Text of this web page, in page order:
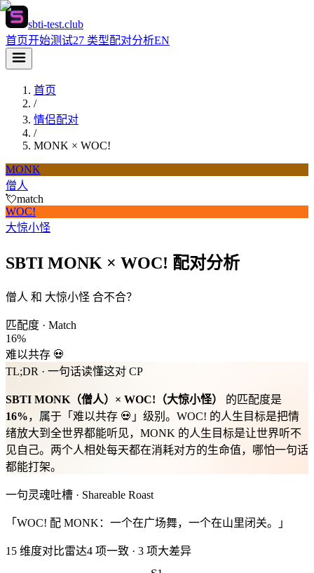
sbti-test.club
首页开始测试27 类型配对分析EN
首页
/
情侣配对
/
MONK × WOC!
MONK
僧人
💘match
WOC!
大惊小怪
SBTI MONK × WOC! 配对分析
僧人 和 大惊小怪 合不合？
匹配度 · Match
16%
难以共存 💀
TL;DR · 一句话读懂这对 CP
SBTI MONK （僧人）× WOC! （大惊小怪）
的匹配度是
16%，属于「 难以共存 💀 」级别。 WOC! 的人生目标是把情
绪放大到全世界都能听见，MONK 的人生目标是让世界听不
见自己。两个人相处每天都在消耗对方的生命值，哪怕一句话
都能打架。
一句灵魂吐槽 · Shareable Roast
「WOC! 配 MONK：一个在广场舞，一个在山里闭关。」
15 维度对比雷达4 项一致 · 3 项大差异